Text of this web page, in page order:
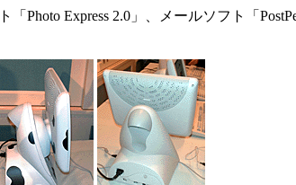
Express 2.0」、メールソフト「